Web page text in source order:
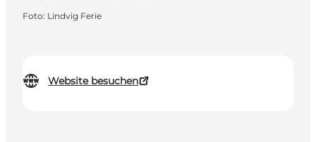
Website besuchen
Foto: Lindvig Ferie